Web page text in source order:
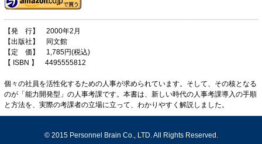
【発 行】 2000年2月
【出版社】 同文館
【定 価】 1,785円(税込)
【 ISBN 】 4495555812
個々の社員を活性化するための人事が求められています。そして、その核となる
のが「能力開発型」の人事考課です。本書は、新しい時代の人事考課導入の手順
と方法を、実際の考課者の立場に立って、わかりやすく解説しました。
© 2015 Personnel Brain Co., LTD. All Rights Reserved.